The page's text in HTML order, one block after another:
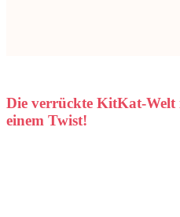
Die verrückte KitKat-
einem Twist!